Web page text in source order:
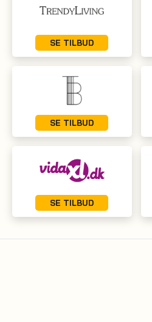
SE TILBUD
SE TILBUD
SE TILBUD